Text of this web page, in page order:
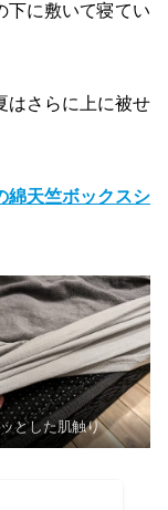
下に敷いて寝てい
はさらに上に被せ
綿天竺ボックスシ
とした肌触り